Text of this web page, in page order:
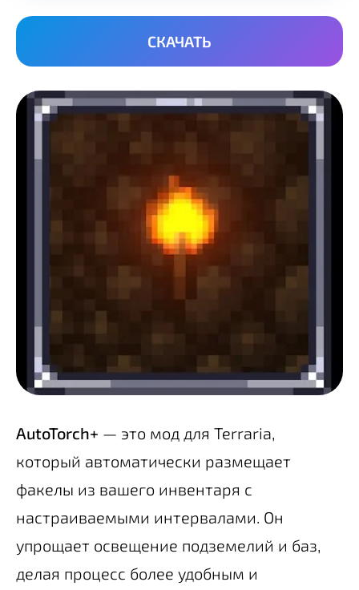
СКАЧАТЬ
AutoTorch+ — это мод для Terraria,
который автоматически размещает
факелы из вашего инвентаря с
настраиваемыми интервалами. Он
упрощает освещение подземелий и баз,
делая процесс более удобным и